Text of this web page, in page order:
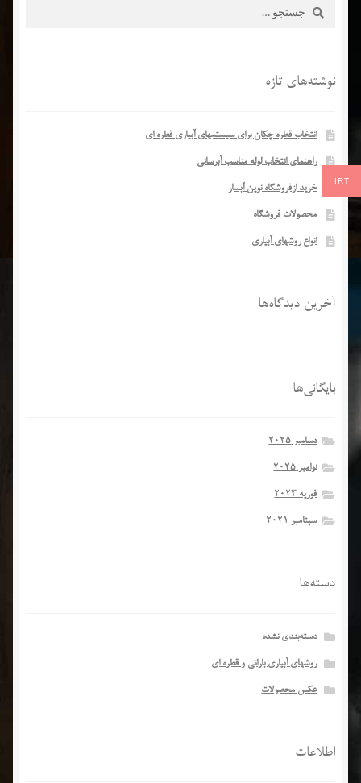
برای:
نوشته‌های تازه
انتخاب قطره چکان برای سیستمهای آبیاری قطره ای
راهنمای انتخاب لوله مناسب آبرسانی
خرید ازفروشگاه نوین آبسار
محصولات فروشگاه
انواع روشهای آبیاری
آخرین دیدگاه‌ها
بایگانی‌ها
دسامبر 2025
نوامبر 2025
فوریه 2023
سپتامبر 2021
دسته‌ها
دسته‌بندی نشده
روشهای آبیاری بارانی و قطره ای
عکس محصولات
اطلاعات
IRT